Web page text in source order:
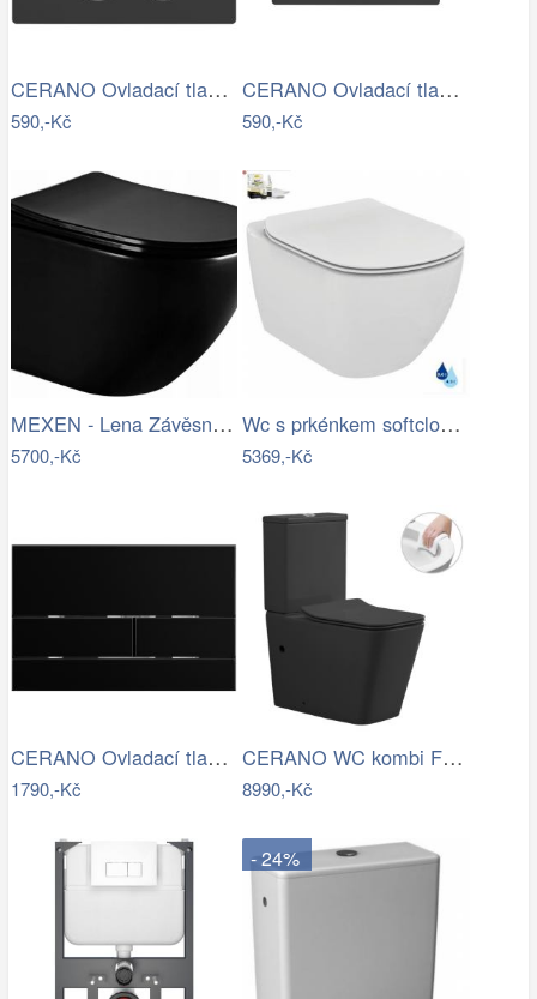
CERANO Ovladací tlačítko WC modulů Lite…
590,-Kč
CERANO Ovladací tlačítko WC modulů Lite…
590,-Kč
MEXEN - Lena Závěsná WC mísa včetně…
5700,-Kč
Wc s prkénkem softclose závěsné Ideal…
5369,-Kč
CERANO Ovladací tlačítko WC modulů Lite…
1790,-Kč
CERANO WC kombi Forte, Rimless + Slim…
8990,-Kč
- 24%